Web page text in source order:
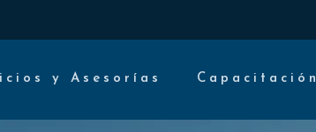
y Asesorías Capacitación